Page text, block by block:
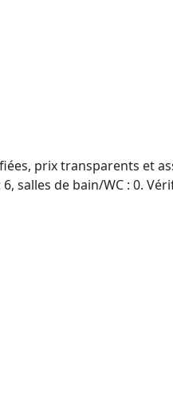
prix transparents et
salles de bain/WC : 0.